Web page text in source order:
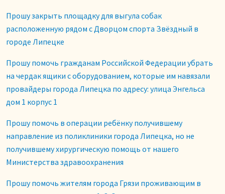
Прошу закрыть площадку для выгула собак
расположенную рядом с Дворцом спорта Звёздный в
городе Липецке
Прошу помочь гражданам Российской Федерации убрать
на чердак ящики с оборудованием, которые им навязали
провайдеры города Липецка по адресу: улица Энгельса
дом 1 корпус 1
Прошу помочь в операции ребёнку получившему
направление из поликлиники города Липецка, но не
получившему хирургическую помощь от нашего
Министерства здравоохранения
Прошу помочь жителям города Грязи проживающим в